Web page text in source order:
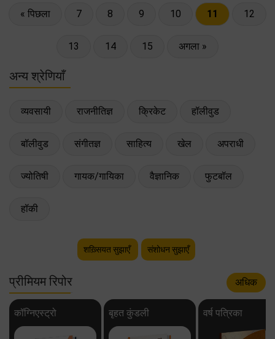
« पिछला 7 8 9 10 11 12
13 14 15 अगला »
अन्य श्रेणियाँ
व्यवसायी राजनीतिज्ञ क्रिकेट हॉलीवुड
बॉलीवुड संगीतज्ञ साहित्य खेल अपराधी
ज्योतिषी गायक/गायिका वैज्ञानिक फुटबॉल
हॉकी
शख़्सियत सुझाएँ संशोधन सुझाएँ
प्रीमियम रिपोर अधिक
कॉग्निएस्ट्रो बृहत कुंडली वर्ष पत्रिका